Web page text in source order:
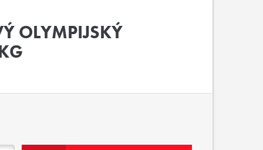
OLYMPIJSKÝ